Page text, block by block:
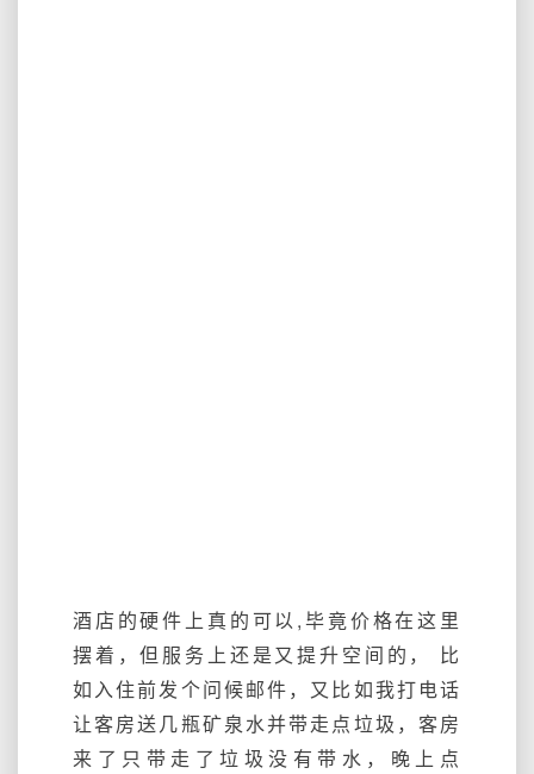
酒店的硬件上真的可以,毕竟价格在这里
摆着，但服务上还是又提升空间的， 比
如入住前发个问候邮件，又比如我打电话
让客房送几瓶矿泉水并带走点垃圾，客房
来了只带走了垃圾没有带水，晚上点